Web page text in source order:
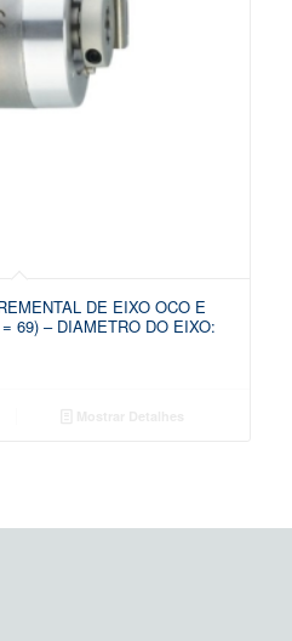
DE EIXO OCO E
69) – DIAMETRO DO EIXO: